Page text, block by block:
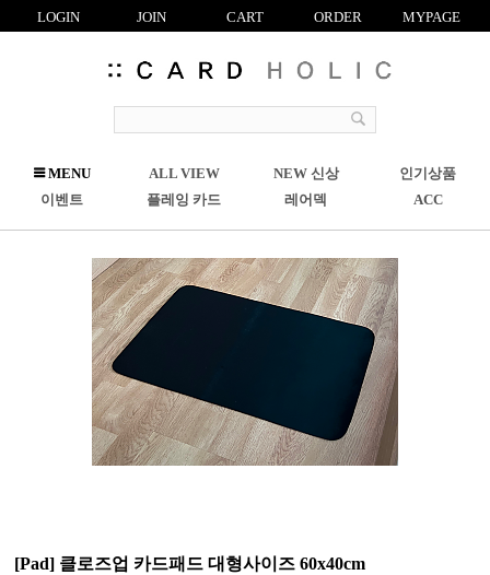
LOGIN JOIN CART ORDER MYPAGE
R
CMENU ALL VIEW NEW 신상
인기상품
이벤트
플레잉 카드 레어덱 ACC
[Pad] 클로즈업 카드패드 대형사이즈 60x40cm